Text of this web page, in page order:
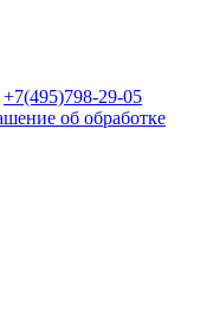
+7(495)798-29-05
об обработке